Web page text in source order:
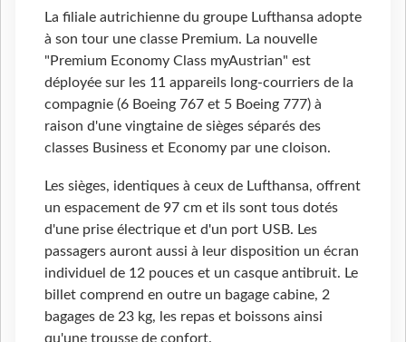
La filiale autrichienne du groupe Lufthansa adopte
à son tour une classe Premium. La nouvelle
"Premium Economy Class myAustrian" est
déployée sur les 11 appareils long-courriers de la
compagnie (6 Boeing 767 et 5 Boeing 777) à
raison d'une vingtaine de sièges séparés des
classes Business et Economy par une cloison.
Les sièges, identiques à ceux de Lufthansa, offrent
un espacement de 97 cm et ils sont tous dotés
d'une prise électrique et d'un port USB. Les
passagers auront aussi à leur disposition un écran
individuel de 12 pouces et un casque antibruit. Le
billet comprend en outre un bagage cabine, 2
bagages de 23 kg, les repas et boissons ainsi
qu'une trousse de confort.